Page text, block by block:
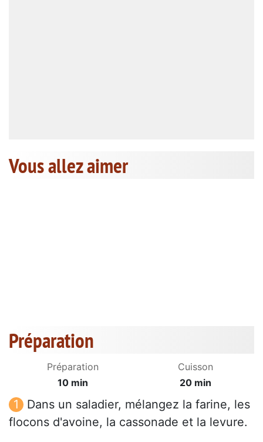
Vous allez aimer
Préparation
Préparation
10 min
Cuisson
20 min
Dans un saladier, mélangez la farine, les
flocons d'avoine, la cassonade et la levure.